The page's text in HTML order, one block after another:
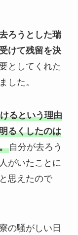
ろうとした瑞
けて残留を決
としてくれた
した。
るという理由
るくしたのは
自分が去ろう
がいたことに
思えたので
の騒がしい日